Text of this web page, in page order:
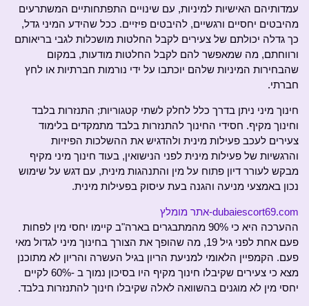
עמדותיהם האישיות למיניות, עם שינויים התפתחותיים המשתרעים
מהיבטים יחסיים ורגשיים, להיבטים פיזיים. ככל שהידע המיני גדל,
כך גדלה יכולתם של צעירים לקבל החלטות מושכלות לגבי בריאותם
ורווחתם, מה שמאפשר להם לקבל החלטות מודעות, במקום
שהבחירות המיניות שלהם יוכתבו על ידי נורמות חברתיות או לחץ
חברתי.
חינוך מיני ניתן בדרך כלל לחלק לשתי קטגוריות; התנזרות בלבד
וחינוך מקיף. חסידי החינוך להתנזרות בלבד מתמקדים בלימוד
צעירים לעכב פעילות מינית ולהדגיש את ההשלכות הפיזיות
והרגשיות של פעילות מינית לפני הנישואין, בעוד חינוך מיני מקיף
מבקש לעורר דיון פתוח על מין והתנהגות מינית, עם דגש על שימוש
נכון באמצעי מניעה והגנה בעת עיסוק בפעילות מינית.
dubaiescort69.com-אתר מומלץ
ההערכה היא כי 90% מהמתבגרים בארה"ב קיימו יחסי מין לפחות
פעם אחת לפני גיל 19, מה שהופך את הצורך בחינוך מיני לגדול מאי
פעם. הקמפיין הלאומי למניעת הריון בגיל העשרה והריון לא מתוכנן
מצא כי צעירים שקיבלו חינוך מקיף היו בסיכון נמוך ב -60% לקיים
יחסי מין לא מוגנים בהשוואה לאלה שקיבלו חינוך להתנזרות בלבד.